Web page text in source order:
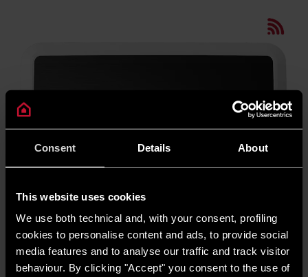
Consent Details About
This website uses cookies
We use both technical and, with your consent, profiling
cookies to personalise content and ads, to provide social
media features and to analyse our traffic and track visitor
behaviour. By clicking "Accept" you consent to the use of
Dòng tính năng vượt trội. Sở hữu những tính năng thông minh
độc đáo nhất từng có. Đạt tiêu chuẩn cao nhất về an toàn,
bền bỉ, tiết kiệm.
KHÁM PHÁ